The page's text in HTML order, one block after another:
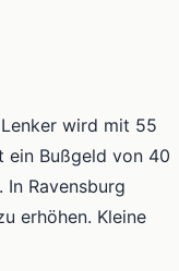
wird mit 55
ein Bußgeld von 40
Ravensburg
erhöhen. Kleine